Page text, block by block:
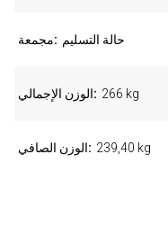
مجمعة حالة التسليم
الوزن الإجمالي 266 kg
الوزن الصافي 239,40 kg